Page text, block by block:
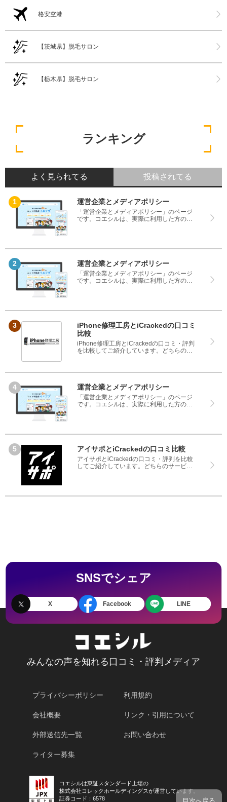
格安空港
【茨城県】脱毛サロン
【栃木県】脱毛サロン
ランキング
よく見られてる 投稿されてる
運営企業とメディアポリシー
「運営企業とメディアポリシー」のページ
です。コエシルは、実際に利用した方の口
なく、悪い口コミもしっかり掲載している
さい。
運営企業とメディアポリシー
「運営企業とメディアポリシー」のページ
です。コエシルは、実際に利用した方の口
なく、悪い口コミもしっかり掲載している
さい。
iPhone修理工房とiCrackedの口コミ
比較
iPhone修理工房とiCrackedの口コミ・評判
を比較してご紹介しています。どちらのサ
て、iPhone修理工房とiCrackedのどちらを
運営企業とメディアポリシー
「運営企業とメディアポリシー」のページ
です。コエシルは、実際に利用した方の口
なく、悪い口コミもしっかり掲載している
さい。
アイサポとiCrackedの口コミ比較
アイサポとiCrackedの口コミ・評判を比較
してご紹介しています。どちらのサービス
てください。
SNSでシェア
X Facebook LINE
みんなの声を知れる口コミ・評判メディア
プライバシーポリシー 利用規約
会社概要 リンク・引用について
外部送信先一覧 お問い合わせ
ライター募集
コエシルは東証スタンダード上場の
株式会社コレックホールディングスが運営しています。
証券コード：6578